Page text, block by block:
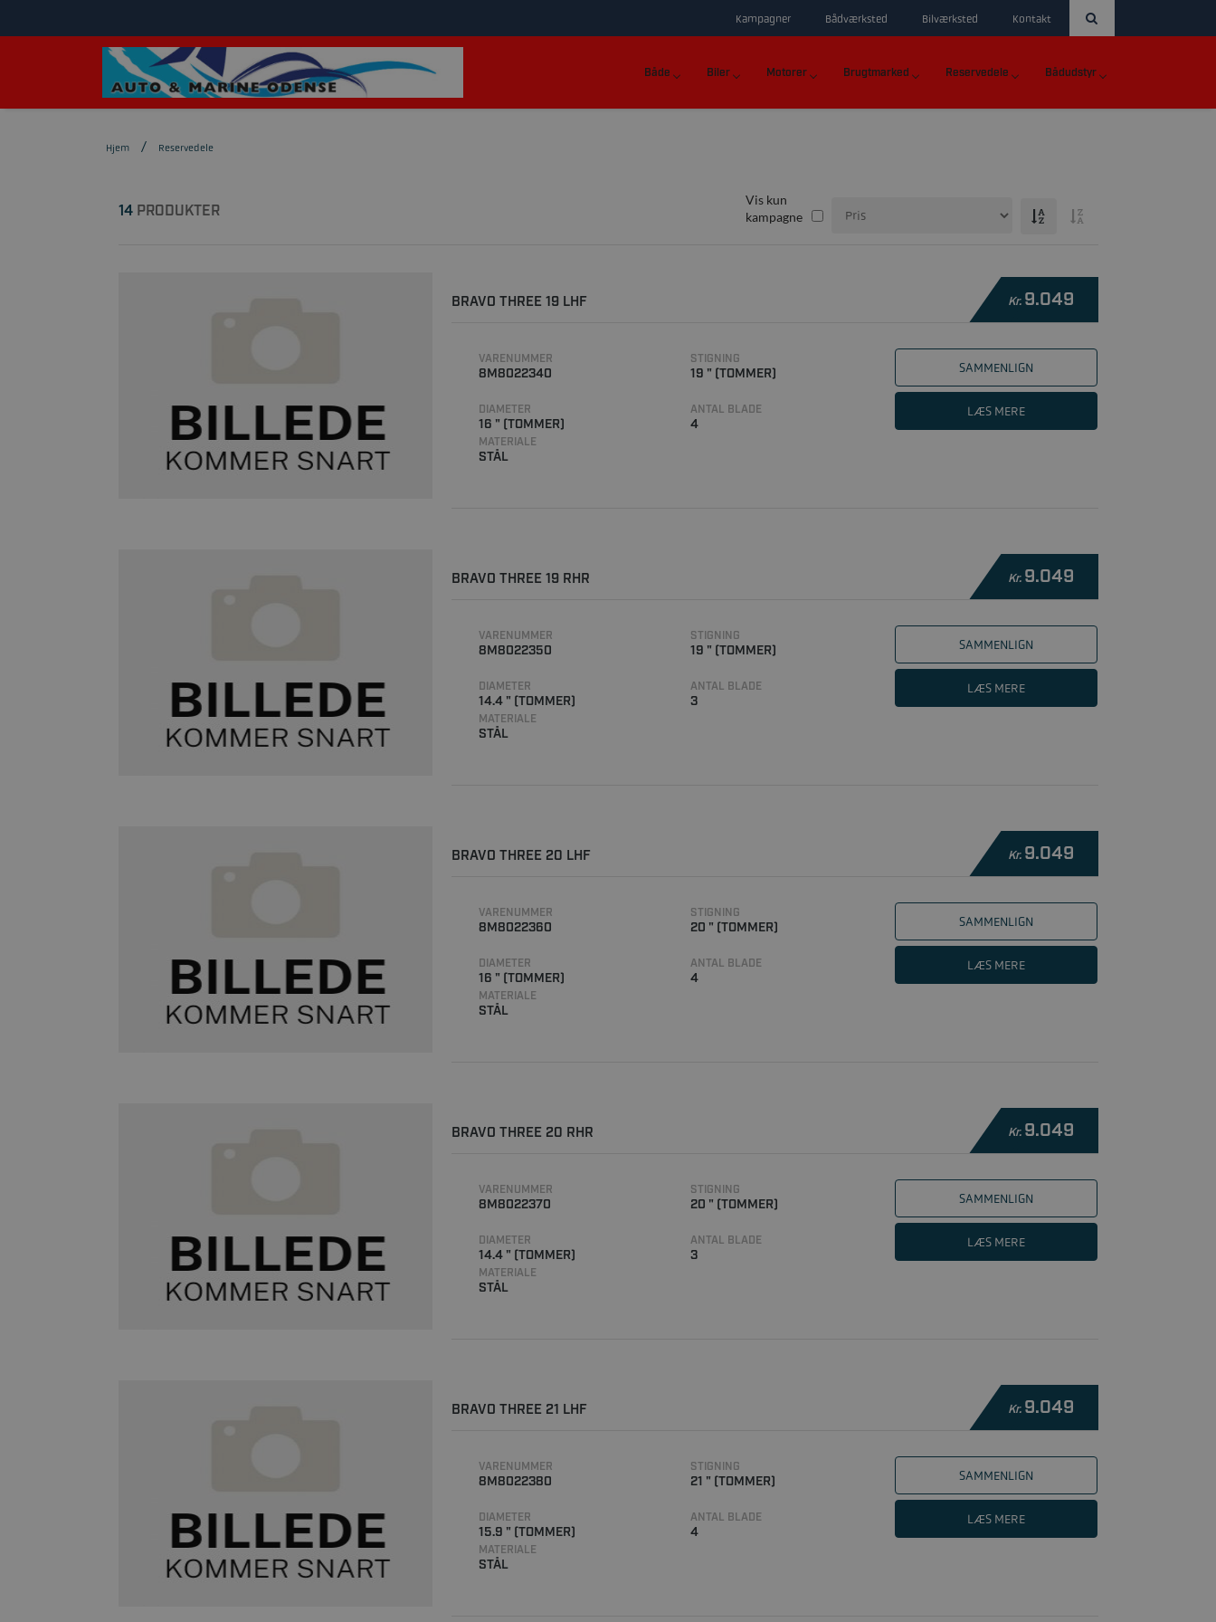
Kampagner Bådværksted Bilværksted Kontakt
Både Biler Motorer Brugtmarked Reservedele Bådudstyr
Hjem Reservedele
14PRODUKTER
Vis kun
kampagne
BRAVO THREE 19 LHF Kr. 9.049
VARENUMMER
8M8022340
STIGNING
19 " (TOMMER)
DIAMETER
16 " (TOMMER)
ANTAL BLADE
4
MATERIALE
STÅL
SAMMENLIGN
LÆS MERE
BRAVO THREE 19 RHR Kr. 9.049
VARENUMMER
8M8022350
STIGNING
19 " (TOMMER)
DIAMETER
14.4 " (TOMMER)
ANTAL BLADE
3
MATERIALE
STÅL
SAMMENLIGN
LÆS MERE
BRAVO THREE 20 LHF Kr. 9.049
VARENUMMER
8M8022360
STIGNING
20 " (TOMMER)
DIAMETER
16 " (TOMMER)
ANTAL BLADE
4
MATERIALE
STÅL
SAMMENLIGN
LÆS MERE
BRAVO THREE 20 RHR Kr. 9.049
VARENUMMER
8M8022370
STIGNING
20 " (TOMMER)
DIAMETER
14.4 " (TOMMER)
ANTAL BLADE
3
MATERIALE
STÅL
SAMMENLIGN
LÆS MERE
BRAVO THREE 21 LHF Kr. 9.049
VARENUMMER
8M8022380
STIGNING
21 " (TOMMER)
DIAMETER
15.9 " (TOMMER)
ANTAL BLADE
4
MATERIALE
STÅL
SAMMENLIGN
LÆS MERE